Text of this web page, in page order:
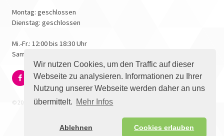
Wir nutzen Cookies, um den Traffic auf dieser
Webseite zu analysieren. Informationen zu Ihrer
Nutzung unserer Webseite werden daher an uns
übermittelt. Mehr Infos
Ablehnen Cookies erlauben
Montag: geschlossen
Dienstag: geschlossen
Mi.-Fr.: 12:00 bis 18:30 Uhr
Samstag: 10:00 bis 17:00 Uhr
© 2026 - Bäng Bäng Comicbuchhandlung